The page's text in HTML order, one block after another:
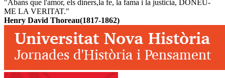
"Abans que l'amor, els diners,la fe, la fama i la justicia, DONEU-
ME LA VERITAT."
Henry David Thoreau(1817-1862)